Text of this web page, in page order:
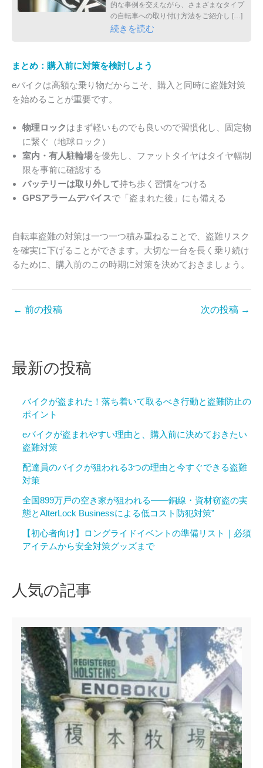
的な事例を交えながら、さまざまなタイプ
の自転車への取り付け方法をご紹介し […]
続きを読む
まとめ：購入前に対策を検討しよう
eバイクは高額な乗り物だからこそ、購入と同時に盗難対策
を始めることが重要です。
物理ロックはまず軽いものでも良いので習慣化し、固定物
に繋ぐ（地球ロック）
室内・有人駐輪場を優先し、ファットタイヤはタイヤ幅制
限を事前に確認する
バッテリーは取り外して持ち歩く習慣をつける
GPSアラームデバイスで「盗まれた後」にも備える
自転車盗難の対策は一つ一つ積み重ねることで、盗難リスク
を確実に下げることができます。大切な一台を長く乗り続け
るために、購入前のこの時期に対策を決めておきましょう。
← 前の投稿 次の投稿 →
最新の投稿
バイクが盗まれた！落ち着いて取るべき行動と盗難防止の
ポイント
eバイクが盗まれやすい理由と、購入前に決めておきたい
盗難対策
配達員のバイクが狙われる3つの理由と今すぐできる盗難
対策
全国899万戸の空き家が狙われる——銅線・資材窃盗の実
態とAlterLock Businessによる低コスト防犯対策”
【初心者向け】ロングライドイベントの準備リスト｜必須
アイテムから安全対策グッズまで
人気の記事